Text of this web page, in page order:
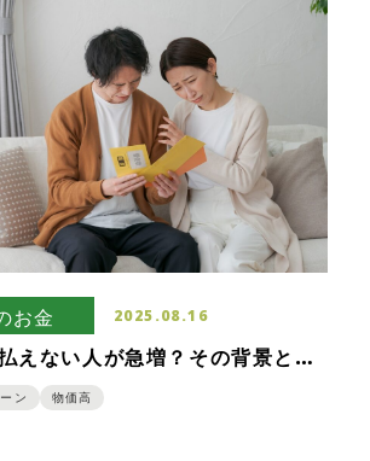
お金 2025.08.16
えない人が急増？その背景と払
に起こる問題を解説
ン 物価高